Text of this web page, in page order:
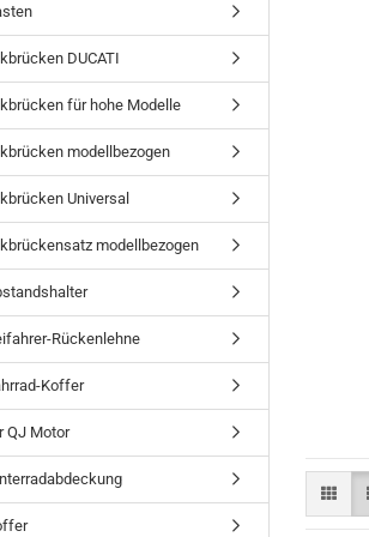
DUCATI
für hohe Modelle
modellbezogen
Universal
modellbezogen
Rückenlehne
Koffer
QJ Motor